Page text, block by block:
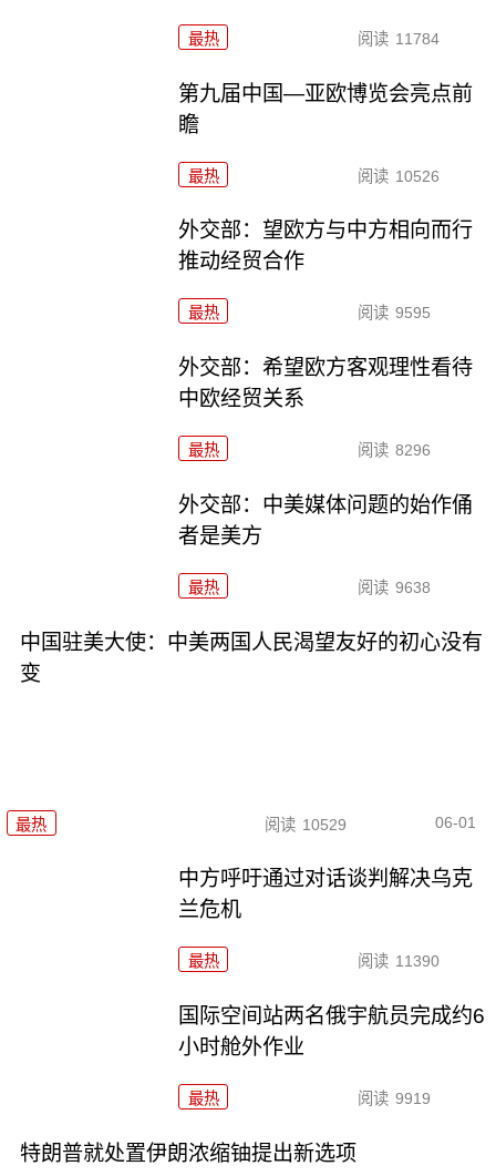
最热 阅读 11784
第九届中国—亚欧博览会亮点前
瞻
最热 阅读 10526
外交部：望欧方与中方相向而行
推动经贸合作
最热 阅读 9595
外交部：希望欧方客观理性看待
中欧经贸关系
最热 阅读 8296
外交部：中美媒体问题的始作俑
者是美方
最热 阅读 9638
中国驻美大使：中美两国人民渴望友好的初心没有
变
最热 阅读 10529 06-01
中方呼吁通过对话谈判解决乌克
兰危机
最热 阅读 11390
国际空间站两名俄宇航员完成约6
小时舱外作业
最热 阅读 9919
特朗普就处置伊朗浓缩铀提出新选项